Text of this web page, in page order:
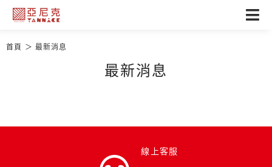
首頁 最新消息
最新消息
線上客服